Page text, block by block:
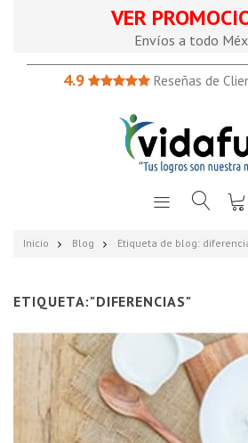
VER
Envíos a todo
4.9 Reseñas de
Inicio Blog Etiqueta de blog:
ETIQUETA:"DIFERENCIAS"